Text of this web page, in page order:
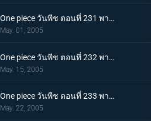
One piece วันพีช ตอนที่ 231 พากย์ไทย ตระกูลแฟรงกี้ กับ คุณไอซ์เบิร์ก
May. 01, 2005
One piece วันพีช ตอนที่ 232 พากย์ไทย กาเลร่าคัมปานี ด็อค 1 อันอลังการ
May. 15, 2005
One piece วันพีช ตอนที่ 233 พากย์ไทย คลีลักพาตัวโจรสลัด และเรือโจรสลัดที่ได้แต่รอความตาย
May. 22, 2005